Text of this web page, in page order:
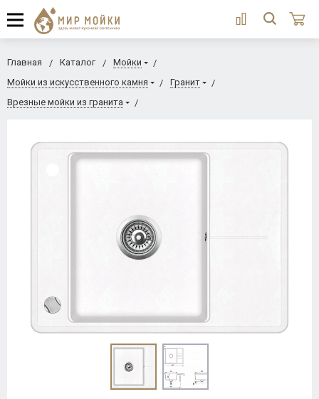
Главная Каталог
Мойки
Мойки из искусственного камня
Гранит
Врезные мойки из гранита